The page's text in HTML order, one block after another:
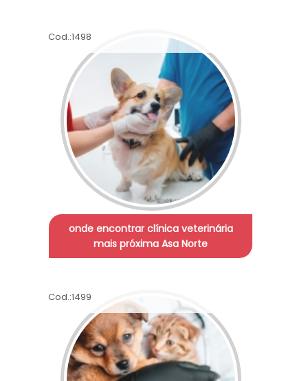
Cod.:1498
onde encontrar clínica veterinária
mais próxima Asa Norte
Cod.:1499